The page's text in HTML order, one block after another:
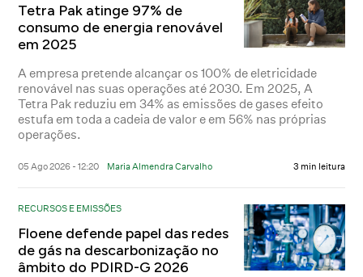
Tetra Pak atinge 97% de
consumo de energia renovável
em 2025
A empresa pretende alcançar os 100% de eletricidade
renovável nas suas operações até 2030. Em 2025, A
Tetra Pak reduziu em 34% as emissões de gases efeito
estufa em toda a cadeia de valor e em 56% nas próprias
operações.
05 Ago 2026 - 12:20 Maria Almendra Carvalho 3 min leitura
RECURSOS E EMISSÕES
Floene defende papel das redes
de gás na descarbonização no
âmbito do PDIRD-G 2026